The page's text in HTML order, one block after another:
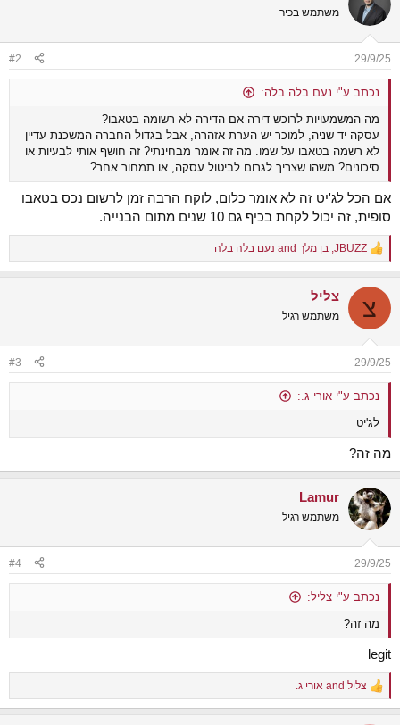
משתמש בכיר
29/9/25
#2
נכתב ע"י נעם בלה בלה:
מה המשמעויות לרוכש דירה אם הדירה לא רשומה בטאבו?
עסקה יד שניה, למוכר יש הערת אזהרה, אבל בגדול החברה המשכנת עדיין
לא רשמה בטאבו על שמו. מה זה אומר מבחינתי? זה חושף אותי לבעיות או
סיכונים? משהו שצריך לגרום לביטול עסקה, או תמחור אחר?
אם הכל לג'יט זה לא אומר כלום, לוקח הרבה זמן לרשום נכס בטאבו
סופית, זה יכול לקחת בכיף גם 10 שנים מתום הבנייה.
R
e
c
i
s
:
JBUZZ
, בן מלך נעם בלה בלה
צ צליל
משתמש רגיל
29/9/25
#3
נכתב ע"י אורי ג.:
לג'יט
מה זה?
Lamur
משתמש רגיל
29/9/25
#4
נכתב ע"י צליל:
מה זה?
legit
R
e
צליל אורי ג.